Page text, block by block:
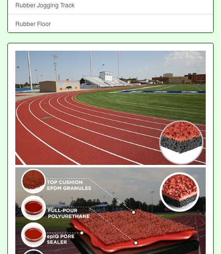
Rubber Jogging Track
Rubber Floor